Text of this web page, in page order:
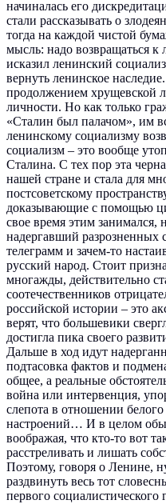
начиналась его
стали рассказывать о
тогда на каждой чистой
мысль: надо возвращаться
исказил ленинский
вернуть ленинское
продолжением хрущевской
личности. Но как только
«Сталин был палачом», им
ленинскому социализму
социализм – это вообще
Сталина. С тех пор эта
нашей стране и стала для
постсоветскому
доказывающие с помощью
свое время этим
надергавший разрозненных
телеграмм и зачем-то
русский народ. Стоит
многажды, действительно
соотечественников
российской истории – это
верят, что большевики
достигла пика своего
Дальше в ход идут
подтасовка фактов и
общее, а реальные
война или интервенция,
слепота в отношении
настроений… И в целом
воображая, что кто-то вот
расстреливать и лишать
Поэтому, говоря о Ленине,
раздвинуть весь тот
первого социалистического